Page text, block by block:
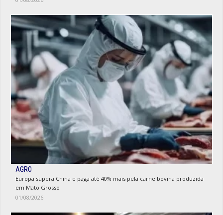
AGRO
Europa supera China e paga até 40% mais pela carne bovina produzida
em Mato Grosso
01/08/2026